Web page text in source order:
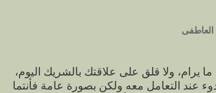
العاطفى
يرام، ولا قلق على علاقتك بالشريك اليوم،
عند التعامل معه ولكن بصورة عامة فأنتما